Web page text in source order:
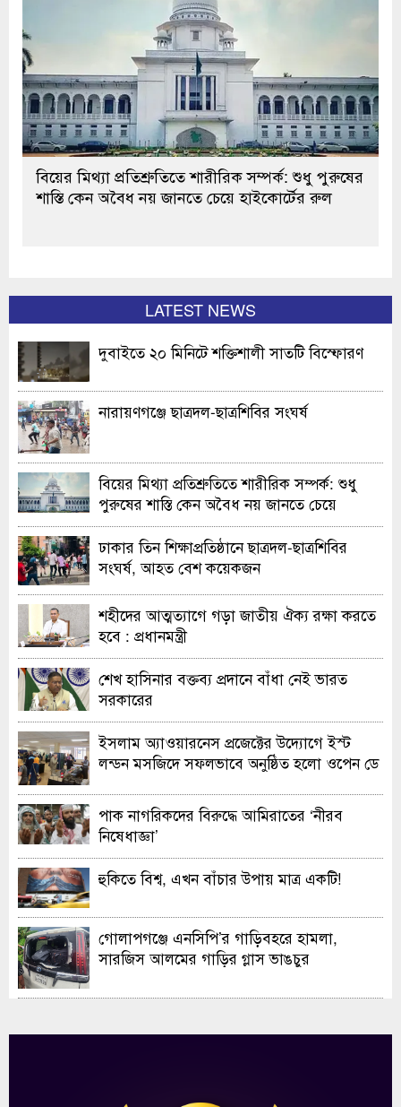
বিয়ের মিথ্যা প্রতিশ্রুতিতে শারীরিক সম্পর্ক: শুধু পুরুষের
শাস্তি কেন অবৈধ নয় জানতে চেয়ে হাইকোর্টের রুল
LATEST NEWS
দুবাইতে ২০ মিনিটে শক্তিশালী সাতটি বিস্ফোরণ
নারায়ণগঞ্জে ছাত্রদল-ছাত্রশিবির সংঘর্ষ
বিয়ের মিথ্যা প্রতিশ্রুতিতে শারীরিক সম্পর্ক: শুধু
পুরুষের শাস্তি কেন অবৈধ নয় জানতে চেয়ে
হাইকোর্টের রুল
ঢাকার তিন শিক্ষাপ্রতিষ্ঠানে ছাত্রদল-ছাত্রশিবির
সংঘর্ষ, আহত বেশ কয়েকজন
শহীদের আত্মত্যাগে গড়া জাতীয় ঐক্য রক্ষা করতে
হবে : প্রধানমন্ত্রী
শেখ হাসিনার বক্তব্য প্রদানে বাঁধা নেই ভারত
সরকারের
ইসলাম অ্যাওয়ারনেস প্রজেক্টের উদ্যোগে ইস্ট
লন্ডন মসজিদে সফলভাবে অনুষ্ঠিত হলো ওপেন ডে
পাক নাগরিকদের বিরুদ্ধে আমিরাতের ‘নীরব
নিষেধাজ্ঞা’
হুকিতে বিশ্ব, এখন বাঁচার উপায় মাত্র একটি!
গোলাপগঞ্জে এনসিপি’র গাড়িবহরে হামলা,
সারজিস আলমের গাড়ির গ্লাস ভাঙচুর